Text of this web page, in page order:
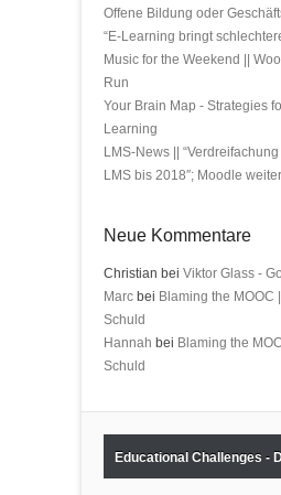
Offene Bildung oder
“E-Learning bringt
Music for the Weekend ||
Run
Your Brain Map - Strategies
Learning
LMS-News ||
LMS bis 2018″; Moodle
Neue Kommentare
Christian bei Viktor Glass -
Marc bei Blaming the MOOC
Schuld
Hannah bei Blaming the
Schuld
Educational Challenges -